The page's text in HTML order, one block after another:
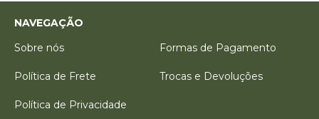
NAVEGAÇÃO
Sobre nós
Formas de Pagamento
Política de Frete Trocas e Devoluções
Política de Privacidade